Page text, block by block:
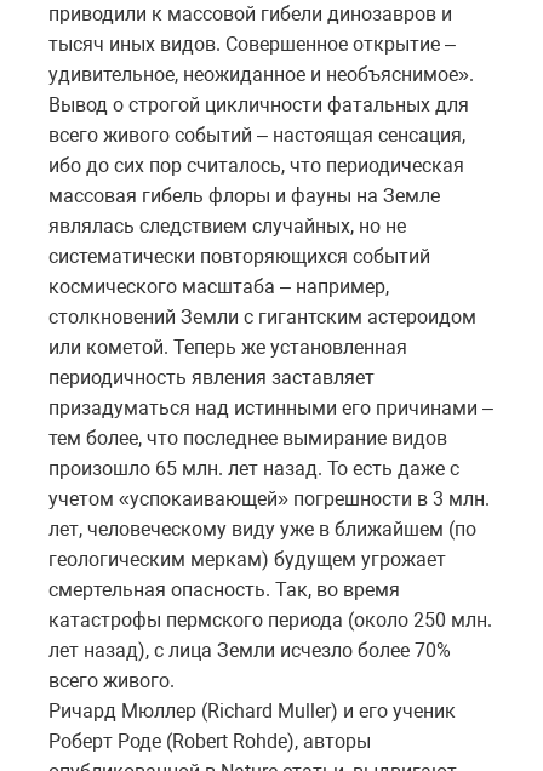
приводили к массовой гибели динозавров и
тысяч иных видов. Совершенное открытие –
удивительное, неожиданное и необъяснимое».
Вывод о строгой цикличности фатальных для
всего живого событий – настоящая сенсация,
ибо до сих пор считалось, что периодическая
массовая гибель флоры и фауны на Земле
являлась следствием случайных, но не
систематически повторяющихся событий
космического масштаба – например,
столкновений Земли с гигантским астероидом
или кометой. Теперь же установленная
периодичность явления заставляет
призадуматься над истинными его причинами –
тем более, что последнее вымирание видов
произошло 65 млн. лет назад. То есть даже с
учетом «успокаивающей» погрешности в 3 млн.
лет, человеческому виду уже в ближайшем (по
геологическим меркам) будущем угрожает
смертельная опасность. Так, во время
катастрофы пермского периода (около 250 млн.
лет назад), с лица Земли исчезло более 70%
всего живого.
Ричард Мюллер (Richard Muller) и его ученик
Роберт Роде (Robert Rohde), авторы